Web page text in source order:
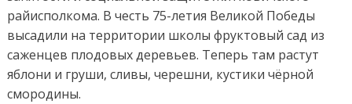
райисполкома. В честь 75-летия Великой Победы
высадили на территории школы фруктовый сад из
саженцев плодовых деревьев. Теперь там растут
яблони и груши, сливы, черешни, кустики чёрной
смородины.